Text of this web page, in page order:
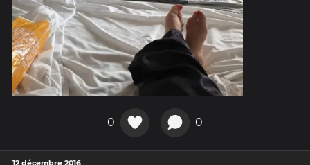
0 0
12 décembre 2016